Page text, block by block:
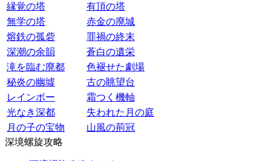
縁覚の塔
有頂の塔
無学の塔
赤金の廃城
熔鉄の孤砦
罪禍の終末
深潮の余韻
蒼白の遺栄
滝を臨む廃都
色褪せた劇場
秘炎の幽墟
古の眺望台
レインボー
霜つく機軸
光なき深都
失われた月の庭
月の子の宝物
山風の荊冠
深境螺旋攻略